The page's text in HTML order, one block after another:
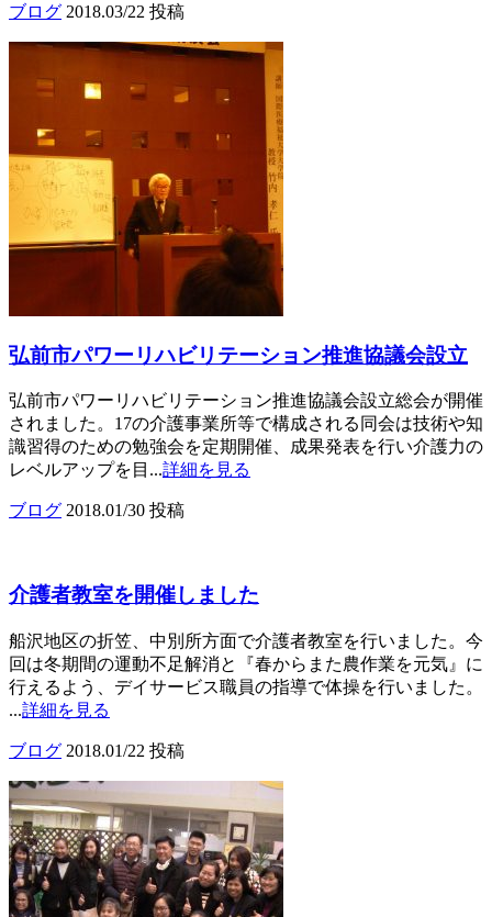
ブログ 2018.03/22 投稿
弘前市パワーリハビリテーション推進協議会設立
弘前市パワーリハビリテーション推進協議会設立総会が開催
されました。17の介護事業所等で構成される同会は技術や知
識習得のための勉強会を定期開催、成果発表を行い介護力の
レベルアップを目...詳細を見る
ブログ 2018.01/30 投稿
介護者教室を開催しました
船沢地区の折笠、中別所方面で介護者教室を行いました。今
回は冬期間の運動不足解消と『春からまた農作業を元気』に
行えるよう、デイサービス職員の指導で体操を行いました。
...詳細を見る
ブログ 2018.01/22 投稿